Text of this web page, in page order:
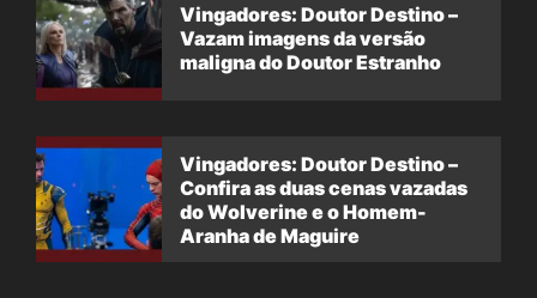
Vingadores: Doutor Destino –
Vazam imagens da versão
maligna do Doutor Estranho
Vingadores: Doutor Destino –
Confira as duas cenas vazadas
do Wolverine e o Homem-
Aranha de Maguire